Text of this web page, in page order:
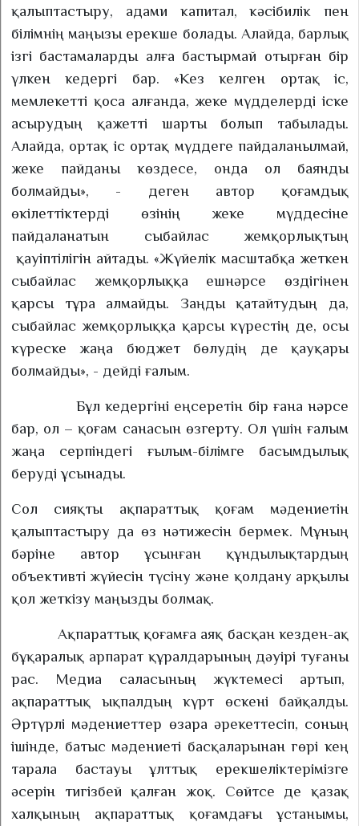
қалыптастыру, адами капитал, кәсібилік пен
білімнің маңызы ерекше болады. Алайда, барлық
ізгі бастамаларды алға бастырмай отырған бір
үлкен кедергі бар. «Кез келген ортақ іс,
мемлекетті қоса алғанда, жеке мүдделерді іске
асырудың қажетті шарты болып табылады.
Алайда, ортақ іс ортақ мүддеге пайдаланылмай,
жеке пайданы көздесе, онда ол баянды
болмайды», - деген автор қоғамдық
өкілеттіктерді өзінің жеке мүддесіне
пайдаланатын сыбайлас жемқорлықтың
қауіптілігін айтады. «Жүйелік масштабқа жеткен
сыбайлас жемқорлыққа ешнәрсе өздігінен
қарсы тұра алмайды. Заңды қатайтудың да,
сыбайлас жемқорлыққа қарсы күрестің де, осы
күреске жаңа бюджет бөлудің де қауқары
болмайды», - дейді ғалым.
Бұл кедергіні еңсеретін бір ғана нәрсе
бар, ол – қоғам санасын өзгерту. Ол үшін ғалым
жаңа серпіндегі ғылым-білімге басымдылық
беруді ұсынады.
Сол сияқты ақпараттық қоғам мәдениетін
қалыптастыру да өз нәтижесін бермек. Мұның
бәріне автор ұсынған құндылықтардың
объективті жүйесін түсіну және қолдану арқылы
қол жеткізу маңызды болмақ.
Ақпараттық қоғамға аяқ басқан кезден-ақ
бұқаралық арпарат құралдарының дәуірі туғаны
рас. Медиа саласының жүктемесі артып,
ақпараттық ықпалдың күрт өскені байқалды.
Әртүрлі мәдениеттер өзара әрекеттесіп, соның
ішінде, батыс мәдениеті басқаларынан гөрі кең
тарала бастауы ұлттық ерекшеліктерімізге
әсерін тигізбей қалған жоқ. Сөйтсе де қазақ
халқының ақпараттық қоғамдағы ұстанымы,